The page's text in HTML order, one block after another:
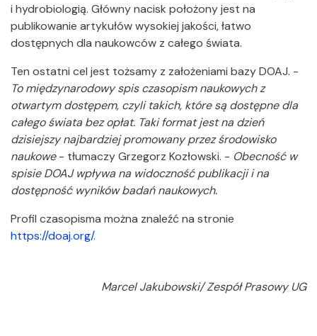
i hydrobiologią. Główny nacisk położony jest na
publikowanie artykułów wysokiej jakości, łatwo
dostępnych dla naukowców z całego świata.
Ten ostatni cel jest tożsamy z założeniami bazy DOAJ. -
To międzynarodowy spis czasopism naukowych z
otwartym dostępem, czyli takich, które są dostępne dla
całego świata bez opłat. Taki format jest na dzień
dzisiejszy najbardziej promowany przez środowisko
naukowe- tłumaczy Grzegorz Kozłowski. - Obecność w
spisie DOAJ wpływa na widoczność publikacji i na
dostępność wyników badań naukowych.
Profil czasopisma można znaleźć na stronie
https://doaj.org/.
Marcel Jakubowski/ Zespół Prasowy UG